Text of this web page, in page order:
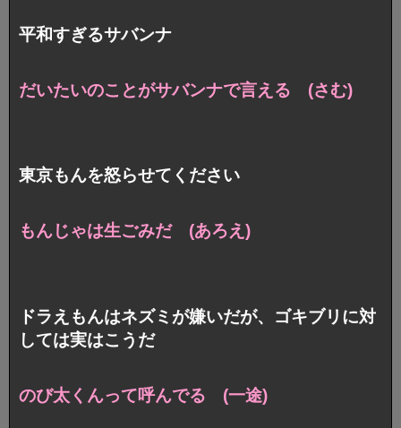
平和すぎるサバンナ
だいたいのことがサバンナで言える (さむ)
東京もんを怒らせてください
もんじゃは生ごみだ (あろえ)
ドラえもんはネズミが嫌いだが、ゴキブリに対
しては実はこうだ
のび太くんって呼んでる (一途)